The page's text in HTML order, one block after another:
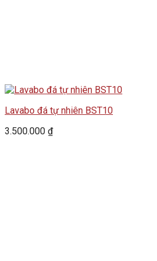
Lavabo đá tự nhiên BST10
3.500.000 ₫